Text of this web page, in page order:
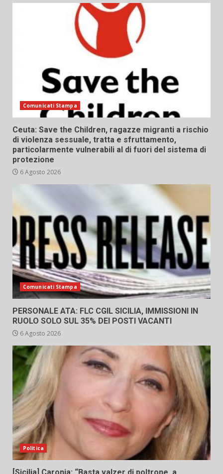
Comunicati Stampa
Ceuta: Save the Children, ragazze migranti a rischio
di violenza sessuale, tratta e sfruttamento,
particolarmente vulnerabili al di fuori del sistema di
protezione
6 Agosto 2026
Comunicati Stampa
PERSONALE ATA: FLC CGIL SICILIA, IMMISSIONI IN
RUOLO SOLO SUL 35% DEI POSTI VACANTI
6 Agosto 2026
Politica